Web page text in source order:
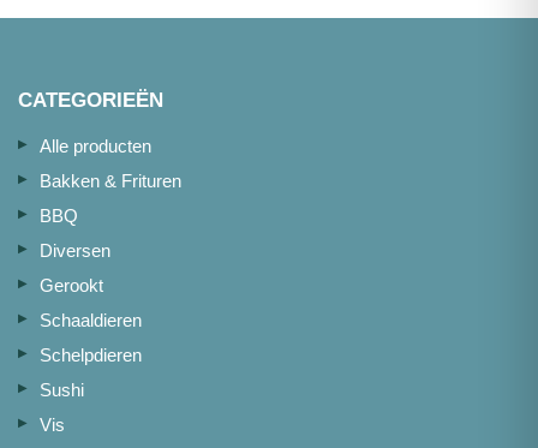
1kg
CATEGORIEËN
Alle producten
Bakken & Frituren
BBQ
Diversen
Gerookt
Schaaldieren
Schelpdieren
Sushi
Vis